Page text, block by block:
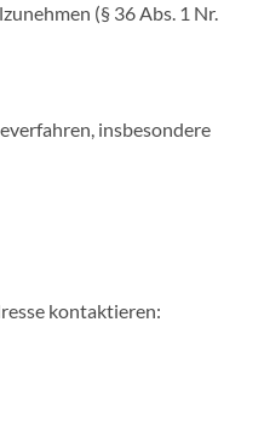
(§ 36 Abs. 1 Nr.
insbesondere
kontaktieren: